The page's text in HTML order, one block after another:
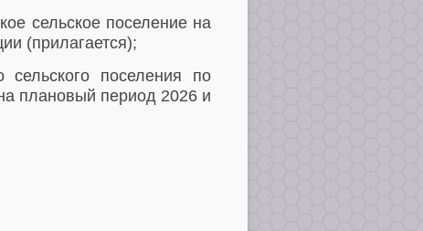
сельское поселение на
(прилагается);
поселения по
плановый период 2026 и